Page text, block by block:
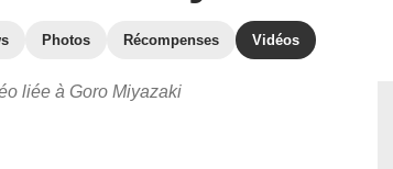
Photos Récompenses Vidéos
liée à Goro Miyazaki